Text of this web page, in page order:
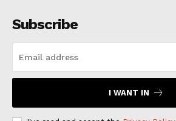
Subscribe
I WANT IN